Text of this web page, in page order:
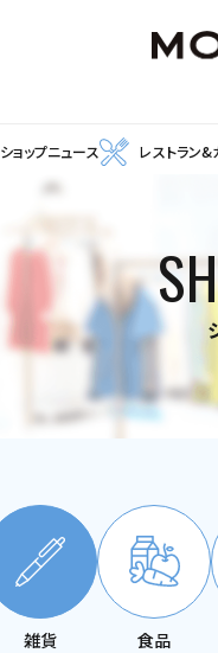
ショップニュース レストラン&
雑貨 食品